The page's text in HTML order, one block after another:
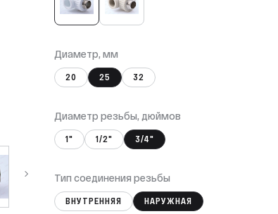
Диаметр, мм
20 25 32
Диаметр резьбы, дюймов
1" 1/2" 3/4"
Тип соединения резьбы
ВНУТРЕННЯЯ НАРУЖНАЯ